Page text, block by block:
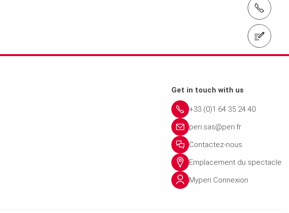
Get in touch with us
+33 (0)1 64 35 24 40
peri.sas@peri.fr
Contactez-nous
Emplacement du spectacle
Myperi Connexion